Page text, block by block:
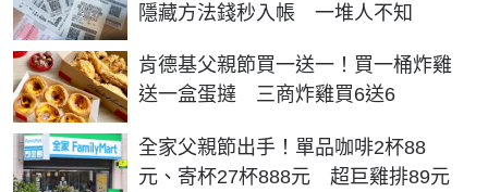
隱藏方法錢秒入帳 一堆人不知
肯德基父親節買一送一！買一桶炸雞
送一盒蛋撻 三商炸雞買6送6
全家父親節出手！單品咖啡2杯88
元、寄杯27杯888元 超巨雞排89元